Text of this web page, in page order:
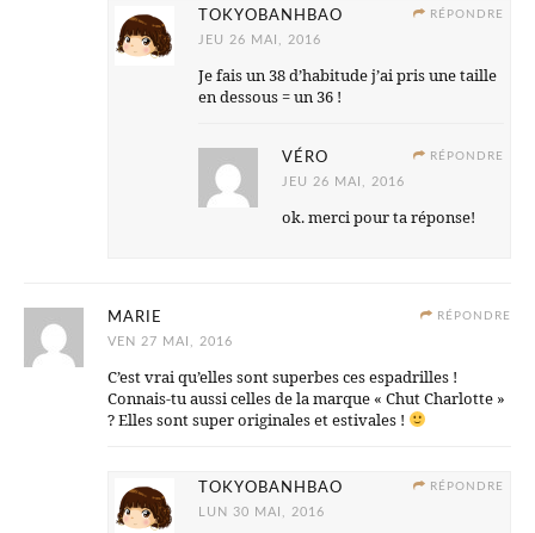
RÉPONDRE
TOKYOBANHBAO
JEU 26 MAI, 2016
Je fais un 38 d’habitude j’ai pris une taille
en dessous = un 36 !
RÉPONDRE
VÉRO
JEU 26 MAI, 2016
ok. merci pour ta réponse!
RÉPONDRE
MARIE
VEN 27 MAI, 2016
C’est vrai qu’elles sont superbes ces espadrilles !
Connais-tu aussi celles de la marque « Chut Charlotte »
? Elles sont super originales et estivales !
RÉPONDRE
TOKYOBANHBAO
LUN 30 MAI, 2016